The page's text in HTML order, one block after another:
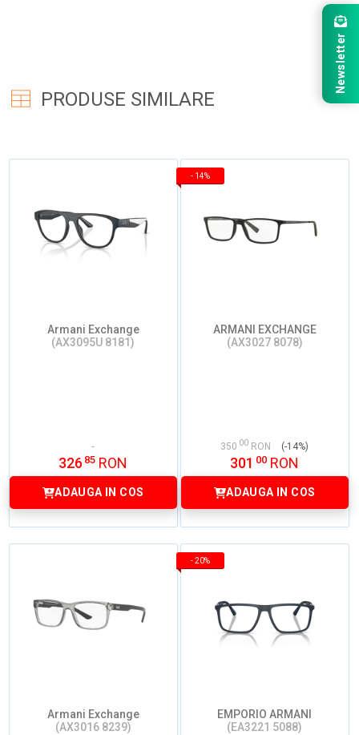
PRODUSE SIMILARE
Armani Exchange
(AX3095U 8181)
326 85 RON
ADAUGA IN COS
- 14%
ARMANI EXCHANGE
(AX3027 8078)
350 00 RON (-14%)
301 00 RON
ADAUGA IN COS
Armani Exchange
(AX3016 8239)
- 20%
EMPORIO ARMANI
(EA3221 5088)
Newsletter